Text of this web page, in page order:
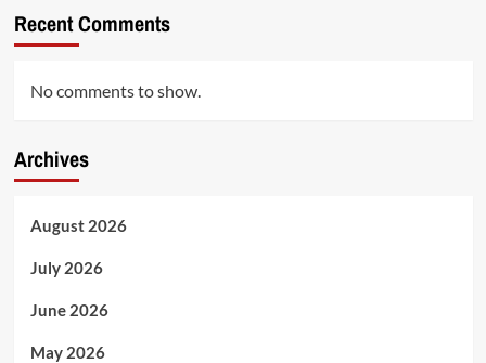
Recent Comments
No comments to show.
Archives
August 2026
July 2026
June 2026
May 2026